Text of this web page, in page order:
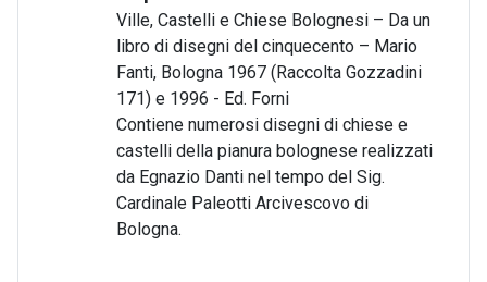
Ville, Castelli e Chiese Bolognesi – Da un
libro di disegni del cinquecento – Mario
Fanti, Bologna 1967 (Raccolta Gozzadini
171) e 1996 - Ed. Forni
Contiene numerosi disegni di chiese e
castelli della pianura bolognese realizzati
da Egnazio Danti nel tempo del Sig.
Cardinale Paleotti Arcivescovo di
Bologna.